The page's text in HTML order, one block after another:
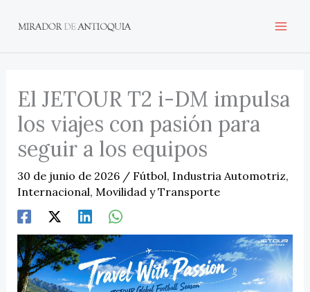
El JETOUR T2 i-DM impulsa
los viajes con pasión para
seguir a los equipos
30 de junio de 2026 / Fútbol, Industria Automotriz,
Internacional, Movilidad y Transporte